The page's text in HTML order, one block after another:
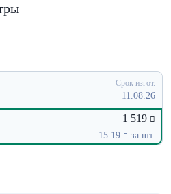
Срок изгот.
11.08.26
1 519
15.19 за шт.